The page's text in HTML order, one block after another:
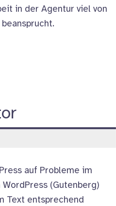
in der Agentur viel von
beansprucht.
auf Probleme im
(Gutenberg)
Text entsprechend